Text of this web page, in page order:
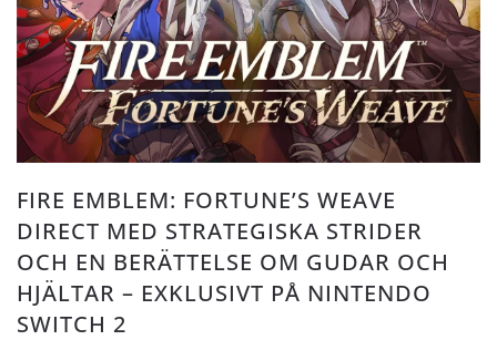
FIRE EMBLEM: FORTUNE’S WEAVE
DIRECT MED STRATEGISKA STRIDER
OCH EN BERÄTTELSE OM GUDAR OCH
HJÄLTAR – EXKLUSIVT PÅ NINTENDO
SWITCH 2